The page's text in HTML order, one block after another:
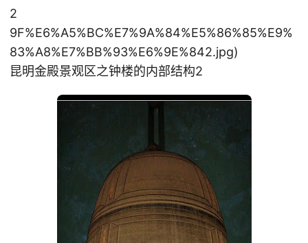
2
9F%E6%A5%BC%E7%9A%84%E5%86%85%E9%
83%A8%E7%BB%93%E6%9E%842.jpg)
昆明金殿景观区之钟楼的内部结构2